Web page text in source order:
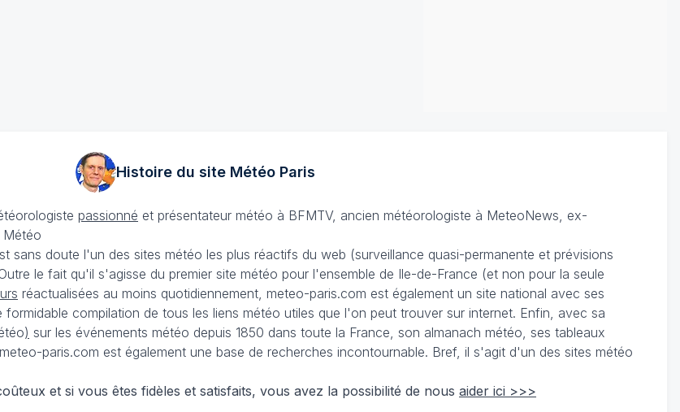
Histoire du site MétéoParis
passionné et présentateur météo à BFMTV, ancien météorologiste à MeteoNews, ex-
Météo
sans doute l'un des sites météo les plus réactifs du web (surveillance quasi-permanente et prévisions
le fait qu'il s'agisse du premier site météo pour l'ensemble de Ile-de-France (et non pour la seule
réactualisées au moins quotidiennement, meteo-paris.com est également un site national avec ses
formidable compilation de tous les liens météo utiles que l'on peut trouver sur internet. Enfin, avec sa
) sur les événements météo depuis 1850 dans toute la France, son almanach météo, ses tableaux
paris.com est également une base de recherches incontournable. Bref, il s'agit d'un des sites météo
et si vous êtes fidèles et satisfaits, vous avez la possibilité de nous aider ici >>>